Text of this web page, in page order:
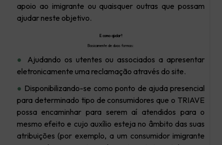
apoio ao imigrante ou quaisquer outras que possam
ajudar neste objetivo.
E como ajudar?
Basicamente de duas formas:
●
Ajudando os utentes ou associados a apresentar
eletronicamente uma reclamação através do site.
● Disponibilizando-se como ponto de ajuda presencial
para determinado tipo de consumidores que o TRIAVE
possa encaminhar para serem aí atendidos para o
mesmo efeito e cujo auxílio esteja no âmbito das suas
atribuições (por exemplo, a um consumidor imigrante